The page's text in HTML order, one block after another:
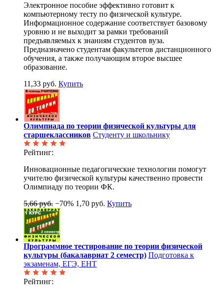
Электронное пособие эффективно готовит к
компьютерному тесту по физической культуре.
Информационное содержание соответствует базовому
уровню и не выходит за рамки требований
предъявляемых к знаниям студентов вуза.
Предназначено студентам факультетов дистанционного
обучения, а также получающим второе высшее
образование.
11,33 руб. Купить
Олимпиада по теории физической культуры для
старшеклассников Студенту и школьнику
Рейтинг:
Инновационные педагогические технологии помогут
учителю физической культуры качественно провести
Олимпиаду по теории ФК.
5,66 руб. −70% 1,70 руб. Купить
Программное тестирование по теории физической
культуры (бакалавриат 2 семестр) Подготовка к
экзаменам, ЕГЭ, ЕНТ
Рейтинг: